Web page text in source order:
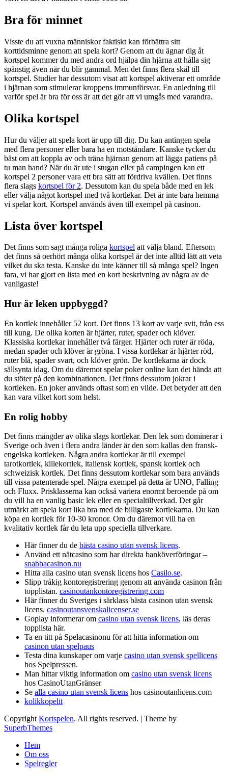
Bra för minnet
Visste du att vuxna människor faktiskt kan förbättra sitt
korttidsminne genom att spela kort? Genom att du ägnar dig åt
kortspel kommer du med andra ord hjälpa din hjärna att hålla sig
spänstig även när du blir gammal. Men det finns flera skäl till
kortspel. Studier har dessutom visat att kortspel aktiverar ett område
i hjärnan som stimulerar kroppens immunförsvar. En anledning till
varför spel är bra för oss är att det gör att vi umgås med varandra.
Olika kortspel
Hur du väljer att spela kort är upp till dig. Du kan antingen spela
med flera personer eller bara ha en motståndare. Kanske tycker du
bäst om att koppla av och träna hjärnan genom att lägga patiens på
tu man hand? När du är ute i stugan eller på campingen kan ett
kortspel 2 personer vara ett bra sätt att fördriva kvällen. Det finns
flera slags kortspel för 2. Dessutom kan du spela både med en lek
eller välja något kortspel med två kortlekar. Det är inte bara hemma
vi spelar kort. Kortspel används även till exempel på casinon.
Lista över kortspel
Det finns som sagt många roliga kortspel att välja bland. Eftersom
det finns så oerhört många olika kortspel är det inte alltid lätt att veta
vilket du ska testa. Kanske du inte känner till så många spel? Ingen
fara, vi har gjort en lista med en kort beskrivning av några av de
vanligaste!
Hur är leken uppbyggd?
En kortlek innehåller 52 kort. Det finns 13 kort av varje svit, från ess
till kung. De olika korten är hjärter, ruter, spader och klöver.
Klassiska kortlekar innehåller två färger. Hjärter och ruter är röda,
medan spader och klöver är gröna. I vissa kortlekar är hjärter röd,
ruter blå, spader svart, och klöver grön. De kortlekarna är dock
sällsynta idag. Om du däremot spelar poker online kan det hända att
du stöter på den kombinationen. Det finns dessutom jokrar i
kortleken. En joker används oftast som en vilde. Det betyder att den
kan vara vilket kort som helst.
En rolig hobby
Det finns mängder av olika slags kortlekar. Den lek som dominerar i
Sverige och även i flera andra länder är den som kallas den fransk-
engelska kortleken. Några andra kortlekar är till exempel
tarotkortlek, killekortlek, italiensk kortlek, spansk kortlek och
schweizisk kortlek. Det finns dessutom kortlekar som bara används
till vissa patenterade spel. Några exempel på detta är UNO, Falling
och Fluxx. Prisklasserna kan också variera enormt beroende på om
du vill ha en vanlig basic lek eller en specialtillverkad. Det går
utmärkt att spela kort lika bra med de billigaste kortlekarna. Du kan
köpa en kortlek för 10-30 kronor. Om du däremot vill ha en
kvalitativ kortlek får du leta upp speciella tillverkare.
Här finner du de bästa casino utan svensk licens.
Använd ett nätcasino som har direkta banköverföringar –
snabbacasinon.nu
Hitta alla casino utan svensk licens hos Casilo.se.
Slipp tråkig kontoregistrering genom att använda casinon från
topplistan. casinoutankontoregistrering.com
Här finner du Sveriges i särklass bästa casinon utan svensk
licens. casinoutansvenskalicenser.se
Goplay informerar om casino utan svensk licens, läs deras
topplista här.
Ta en titt på Spelacasinonu för att hitta information om
casinon utan spelpaus
Testa dina kunskaper om varje casino utan svensk spellicens
hos Spelpressen.
Man hittar viktig information om casino utan svensk licens
hos CasinoUtanGränser
Se alla casino utan svensk licens hos casinoutanlicens.com
kolikkopelit
Copyright Kortspelen. All rights reserved. | Theme by
SuperbThemes
Hem
Om oss
Spelregler